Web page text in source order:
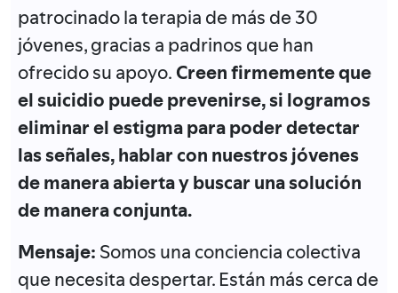
patrocinado la terapia de más de 30
jóvenes, gracias a padrinos que han
ofrecido su apoyo.Creen firmemente que
el suicidio puede prevenirse, si logramos
eliminar el estigma para poder detectar
las señales, hablar con nuestros jóvenes
de manera abierta y buscar una solución
de manera conjunta.
Mensaje: Somos una conciencia colectiva
que necesita despertar. Están más cerca de